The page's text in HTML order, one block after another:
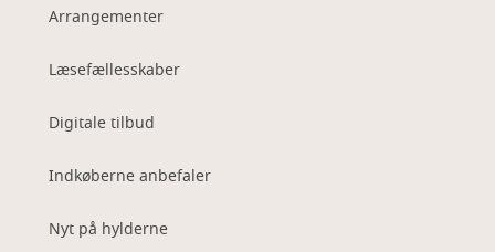
Arrangementer
Læsefællesskaber
Digitale tilbud
Indkøberne anbefaler
Nyt på hylderne